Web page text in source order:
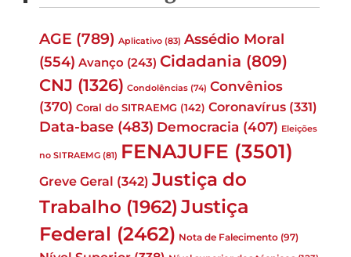
AGE (789) Aplicativo (83) Assédio Moral
(554) Avanço (243) Cidadania (809)
CNJ (1326) Condolências (74) Convênios
(370) Coral do SITRAEMG (142) Coronavírus (331)
Data-base (483) Democracia (407) Eleições
no SITRAEMG (81) FENAJUFE (3501)
Greve Geral (342) Justiça do
Trabalho (1962) Justiça
Federal (2462) Nota de Falecimento (97)